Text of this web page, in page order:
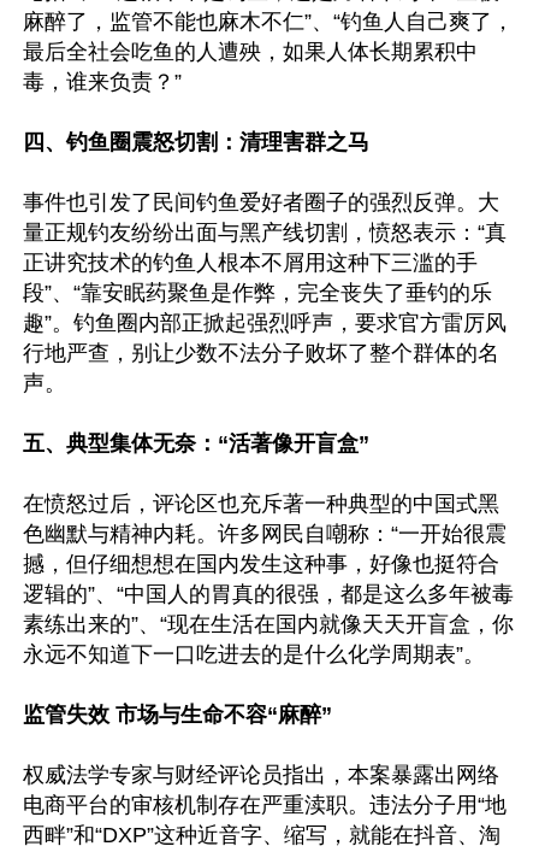
麻醉了，监管不能也麻木不仁”、“钓鱼人自己爽了，
最后全社会吃鱼的人遭殃，如果人体长期累积中
毒，谁来负责？”
四、钓鱼圈震怒切割：清理害群之马
事件也引发了民间钓鱼爱好者圈子的强烈反弹。大
量正规钓友纷纷出面与黑产线切割，愤怒表示：“真
正讲究技术的钓鱼人根本不屑用这种下三滥的手
段”、“靠安眠药聚鱼是作弊，完全丧失了垂钓的乐
趣”。钓鱼圈内部正掀起强烈呼声，要求官方雷厉风
行地严查，别让少数不法分子败坏了整个群体的名
声。
五、典型集体无奈：“活著像开盲盒”
在愤怒过后，评论区也充斥著一种典型的中国式黑
色幽默与精神内耗。许多网民自嘲称：“一开始很震
撼，但仔细想想在国内发生这种事，好像也挺符合
逻辑的”、“中国人的胃真的很强，都是这么多年被毒
素练出来的”、“现在生活在国内就像天天开盲盒，你
永远不知道下一口吃进去的是什么化学周期表”。
监管失效 市场与生命不容“麻醉”
权威法学专家与财经评论员指出，本案暴露出网络
电商平台的审核机制存在严重渎职。违法分子用“地
西畔”和“DXP”这种近音字、缩写，就能在抖音、淘